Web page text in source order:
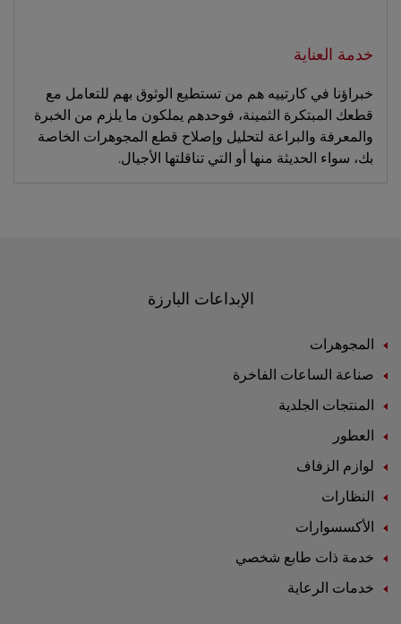
خدمة العناية
خبراؤنا في كارتييه هم من تستطيع الوثوق بهم للتعامل مع
قطعك المبتكرة الثمينة، فوحدهم يملكون ما يلزم من الخبرة
والمعرفة والبراعة لتحليل وإصلاح قطع المجوهرات الخاصة
بك، سواء الحديثة منها أو التي تناقلتها الأجيال.
الإبداعات البارزة
المجوهرات
صناعة الساعات الفاخرة
المنتجات الجلدية
العطور
لوازم الزفاف
النظارات
الأكسسوارات
خدمة ذات طابع شخصي
خدمات الرعاية